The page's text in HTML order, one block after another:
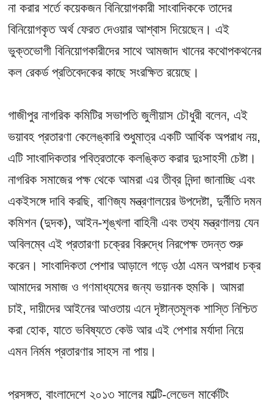
না করার শর্তে কয়েকজন বিনিয়োগকারী সাংবাদিককে তাদের
বিনিয়োগকৃত অর্থ ফেরত দেওয়ার আশ্বাস দিয়েছেন। এই
ভুক্তভোগী বিনিয়োগকারীদের সাথে আমজাদ খানের কথোপকথনের
কল রেকর্ড প্রতিবেদকের কাছে সংরক্ষিত রয়েছে।
গাজীপুর নাগরিক কমিটির সভাপতি জুলীয়াস চৌধুরী বলেন, এই
ভয়াবহ প্রতারণা কেলেঙ্কারি শুধুমাত্র একটি আর্থিক অপরাধ নয়,
এটি সাংবাদিকতার পবিত্রতাকে কলঙ্কিত করার দুঃসাহসী চেষ্টা।
নাগরিক সমাজের পক্ষ থেকে আমরা এর তীব্র নিন্দা জানাচ্ছি এবং
একইসঙ্গে দাবি করছি, বাণিজ্য মন্ত্রণালয়ের উপদেষ্টা, দুর্নীতি দমন
কমিশন (দুদক), আইন-শৃঙ্খলা বাহিনী এবং তথ্য মন্ত্রণালয় যেন
অবিলম্বে এই প্রতারণা চক্রের বিরুদ্ধে নিরপেক্ষ তদন্ত শুরু
করেন। সাংবাদিকতা পেশার আড়ালে গড়ে ওঠা এমন অপরাধ চক্র
আমাদের সমাজ ও গণমাধ্যমের জন্য ভয়ানক হুমকি। আমরা
চাই, দায়ীদের আইনের আওতায় এনে দৃষ্টান্তমূলক শাস্তি নিশ্চিত
করা হোক, যাতে ভবিষ্যতে কেউ আর এই পেশার মর্যাদা নিয়ে
এমন নির্মম প্রতারণার সাহস না পায়।
প্রসঙ্গত, বাংলাদেশে ২০১৩ সালের মাল্টি-লেভেল মার্কেটিং